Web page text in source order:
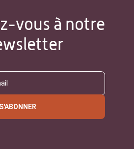
vous à notre
S'ABONNER